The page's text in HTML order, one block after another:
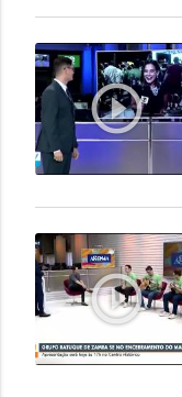
play_circle_outline
play_circle_outline